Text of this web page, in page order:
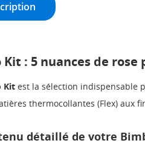
Kit : 5 nuances de
Kit est la sélection indispensable
thermocollantes (Flex) aux
détaillé de votre